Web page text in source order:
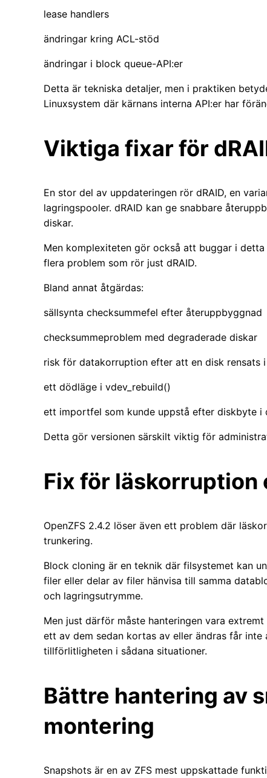
lease handlers
ändringar kring ACL-stöd
ändringar i block queue-API:er
Detta är tekniska detaljer, men i praktiken
Linuxsystem där kärnans interna API:er har
Viktiga fixar för
En stor del av uppdateringen rör dRAID, en
lagringspooler. dRAID kan ge snabbare
diskar.
Men komplexiteten gör också att buggar i
flera problem som rör just dRAID.
Bland annat åtgärdas:
sällsynta checksummefel efter återuppbyggnad
checksummeproblem med degraderade diskar
risk för datakorruption efter att en disk rensats i
ett dödläge i vdev_rebuild()
ett importfel som kunde uppstå efter diskbyte i
Detta gör versionen särskilt viktig för
Fix för
OpenZFS 2.4.2 löser även ett problem där
trunkering.
Block cloning är en teknik där filsystemet kan
filer eller delar av filer hänvisa till samma
och lagringsutrymme.
Men just därför måste hanteringen vara
ett av dem sedan kortas av eller ändras får
tillförlitligheten i sådana situationer.
Bättre hantering av
montering
Snapshots är en av ZFS mest uppskattade